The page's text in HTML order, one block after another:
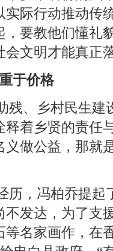
际行动推动传
，要教他们懂礼
文明才能真正
于价格
残、乡村民生建
着乡贤的责任
做公益，那就
历，冯柏乔提起
不发达，为了支
等名家画作，在